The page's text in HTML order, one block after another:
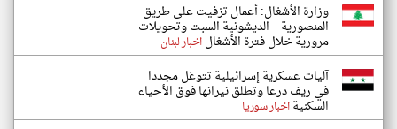
وزارة الأشغال: أعمال تزفيت على طريق
المنصورية – الديشونية السبت وتحويلات
مرورية خلال فترة الأشغالاخبار لبنان
آليات عسكرية إسرائيلية تتوغل مجددا
في ريف درعا وتطلق نيرانها فوق الأحياء
السكنيةاخبار سوريا